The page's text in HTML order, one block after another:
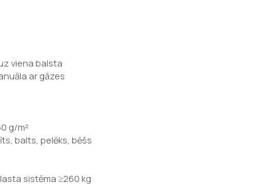
viena balsta
ar gāzes
g/m²
balts, pelēks, bēšs
sistēma ≥260 kg